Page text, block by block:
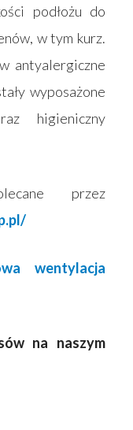
podłożu do
w tym kurz.
antyalergiczne
wyposażone
higieniczny
przez
wentylacja
na naszym